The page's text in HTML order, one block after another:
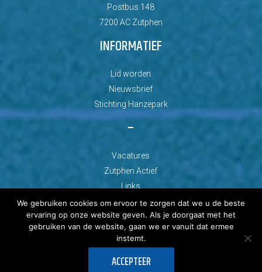
Postbus 148
7200 AC Zutphen
INFORMATIEF
Lid worden
Nieuwsbrief
Stichting Hanzepark
–
Vacatures
Zutphen Actief
Links
© Copyright 2026 AZC Zutphen
Ontwikkeld door: Best4u Group B.V.
We gebruiken cookies om ervoor te zorgen dat we u de beste
ervaring op onze website geven. Als je doorgaat met het
gebruiken van de website, gaan we er vanuit dat ermee
instemt.
ACCEPTEER